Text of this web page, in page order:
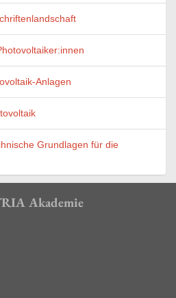
Anlagen
Grundlagen für die
Akademie